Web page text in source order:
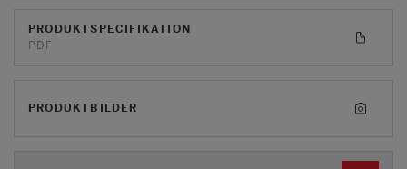
PRODUKTSPECIFIKATION
PDF
PRODUKTBILDER